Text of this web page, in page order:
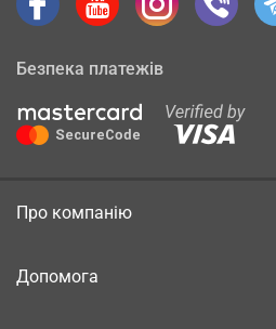
Безпека платежів
Про компанію
Допомога